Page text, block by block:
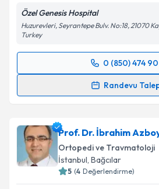
Özel Genesis Hospital
Huzurevleri, Seyrantepe Bulv. No:18, 21070
Turkey
0 (850) 474
Randevu
Randevu Takvimi Talebi
takvim hazırlandığında e-posta
E-posta Adresiniz
Prof. Dr. İbrahim
Ortopedi ve Travmatoloji
İstanbul, Bağcılar
5 (4 Değerlendirme)